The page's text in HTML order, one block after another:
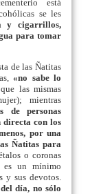
está
se les
y cigarrillos,
para tomar
de las Ñatitas
«no sabe lo
las mismas
mientras
de personas
directa con los
por una
Ñatitas para
o coronas
es un mínimo
y sus devotos.
día, no sólo